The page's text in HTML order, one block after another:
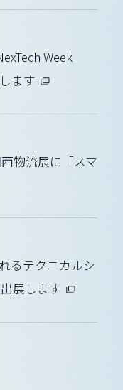
Week
ます
物流展に「スマ
るテクニカルシ
展します